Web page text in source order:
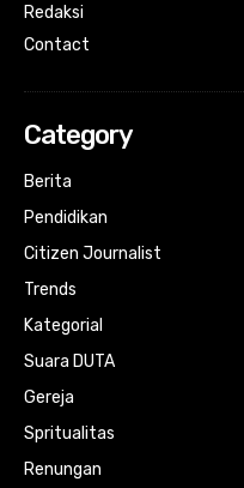
Redaksi
Contact
Category
Berita
Pendidikan
Citizen Journalist
Trends
Kategorial
Suara DUTA
Gereja
Spritualitas
Renungan